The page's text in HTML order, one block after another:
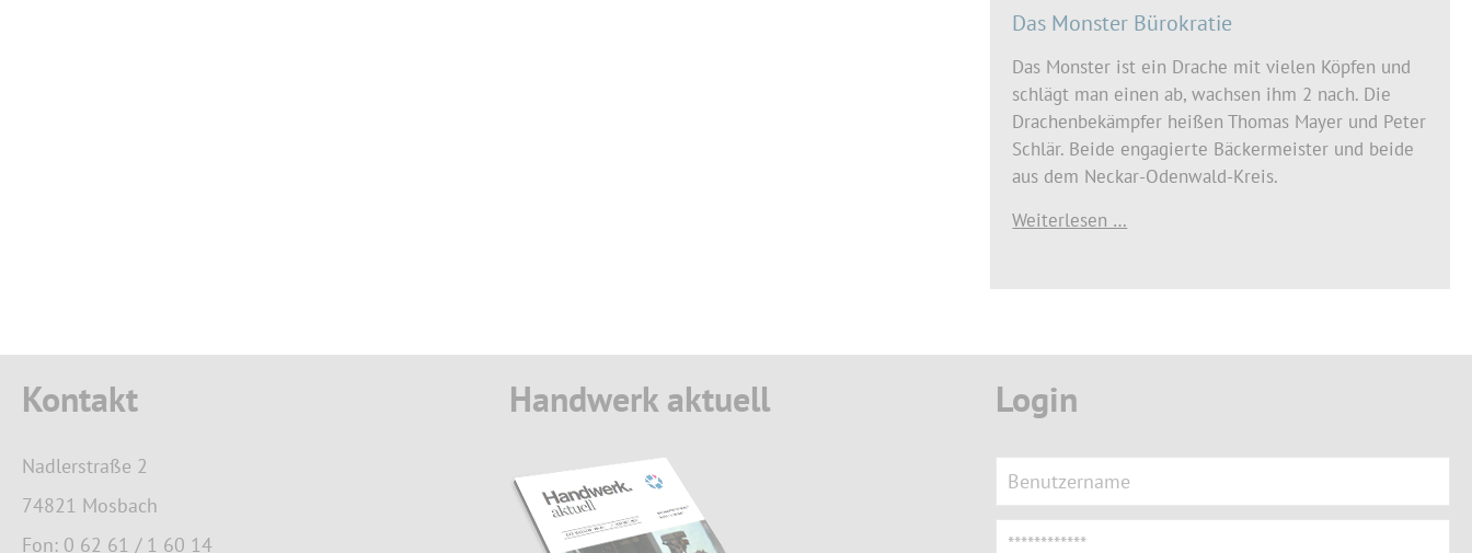
Das Monster Bürokratie
Das Monster ist ein Drache mit vielen Köpfen und
schlägt man einen ab, wachsen ihm 2 nach. Die
Drachenbekämpfer heißen Thomas Mayer und Peter
Schlär. Beide engagierte Bäckermeister und beide
aus dem Neckar-Odenwald-Kreis.
Weiterlesen …
Kontakt
Nadlerstraße 2
74821 Mosbach
Fon: 0 62 61 / 1 60 14
Handwerk aktuell Login